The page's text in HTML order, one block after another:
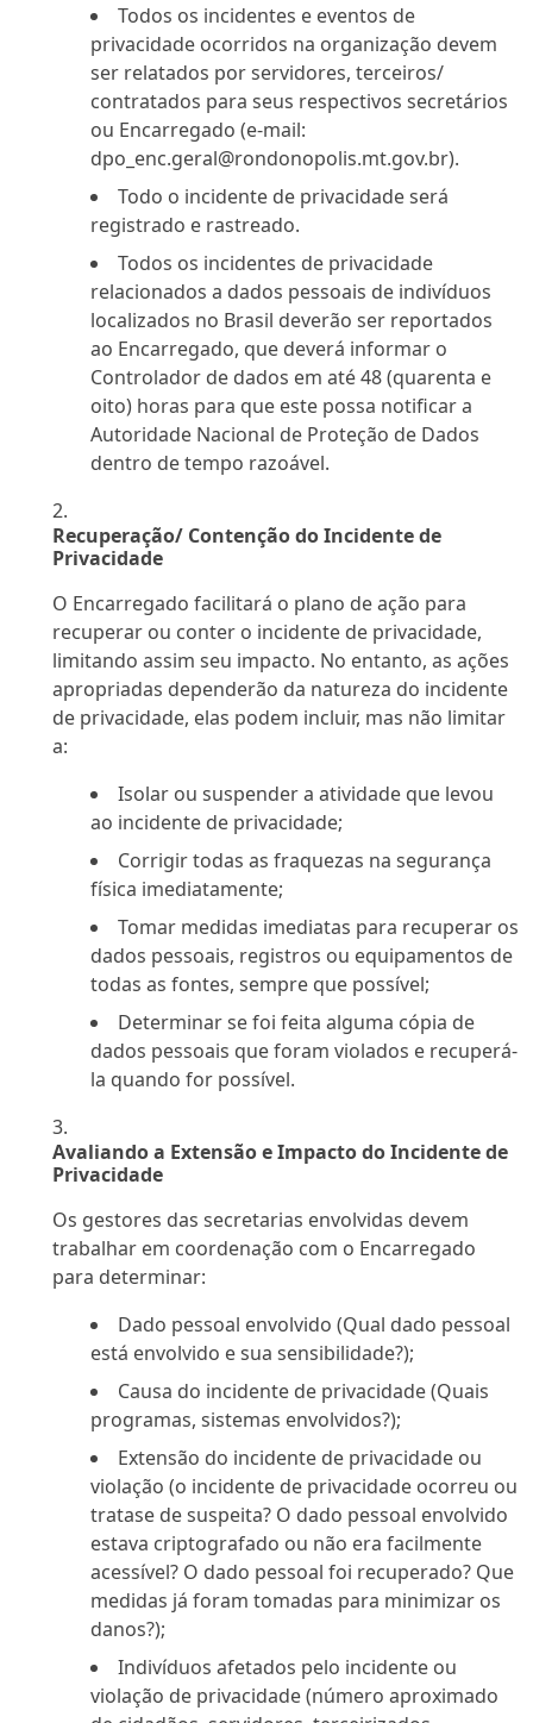
Todos os incidentes e eventos de
privacidade ocorridos na organização devem
ser relatados por servidores, terceiros/
contratados para seus respectivos secretários
ou Encarregado (e-mail:
dpo_enc.geral@rondonopolis.mt.gov.br).
Todo o incidente de privacidade será
registrado e rastreado.
Todos os incidentes de privacidade
relacionados a dados pessoais de indivíduos
localizados no Brasil deverão ser reportados
ao Encarregado, que deverá informar o
Controlador de dados em até 48 (quarenta e
oito) horas para que este possa notificar a
Autoridade Nacional de Proteção de Dados
dentro de tempo razoável.
Recuperação/ Contenção do Incidente de
Privacidade
O Encarregado facilitará o plano de ação para
recuperar ou conter o incidente de privacidade,
limitando assim seu impacto. No entanto, as ações
apropriadas dependerão da natureza do incidente
de privacidade, elas podem incluir, mas não limitar
a:
Isolar ou suspender a atividade que levou
ao incidente de privacidade;
Corrigir todas as fraquezas na segurança
física imediatamente;
Tomar medidas imediatas para recuperar os
dados pessoais, registros ou equipamentos de
todas as fontes, sempre que possível;
Determinar se foi feita alguma cópia de
dados pessoais que foram violados e recuperá-
la quando for possível.
Avaliando a Extensão e Impacto do Incidente de
Privacidade
Os gestores das secretarias envolvidas devem
trabalhar em coordenação com o Encarregado
para determinar:
Dado pessoal envolvido (Qual dado pessoal
está envolvido e sua sensibilidade?);
Causa do incidente de privacidade (Quais
programas, sistemas envolvidos?);
Extensão do incidente de privacidade ou
violação (o incidente de privacidade ocorreu ou
tratase de suspeita? O dado pessoal envolvido
estava criptografado ou não era facilmente
acessível? O dado pessoal foi recuperado? Que
medidas já foram tomadas para minimizar os
danos?);
Indivíduos afetados pelo incidente ou
violação de privacidade (número aproximado